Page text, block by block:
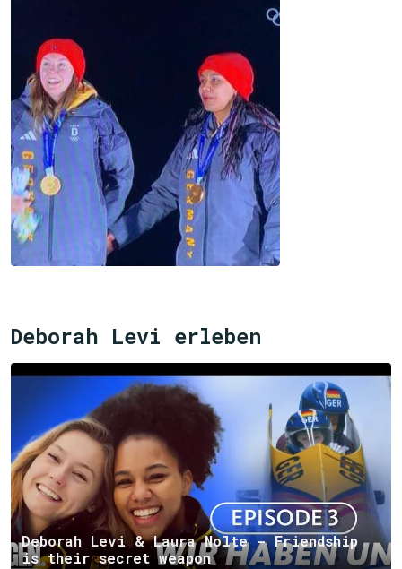
Deborah Levi erleben
Deborah Levi & Laura Nolte - Friendship
is their secret weapon